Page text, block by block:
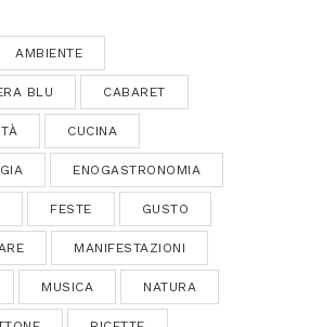
AMBIENTE
BLU CABARET
CUCINA
ENOGASTRONOMIA
FESTE GUSTO
MANIFESTAZIONI
MUSICA NATURA